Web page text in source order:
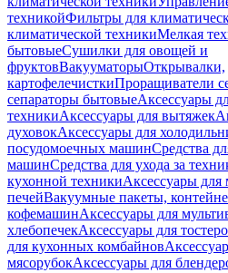
техникойФильтры для
климатической техникиМелкая
бытовыеСушилки для овощей и
фруктовВакууматорыОткрывалки,
картофелечисткиПроращиватели
сепараторы бытовыеАксессуары
техникиАксессуары для вытяжек
духовокАксессуары для
посудомоечных машинСредства
машинСредства для ухода за
кухонной техникиАксессуары
печейВакуумные пакеты,
кофемашинАксессуары для
хлебопечекАксессуары для
для кухонных комбайнов
мясорубокАксессуары для